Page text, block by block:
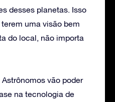
desses planetas. Isso
uma visão bem
do local, não importa
Astrônomos vão poder
na tecnologia de